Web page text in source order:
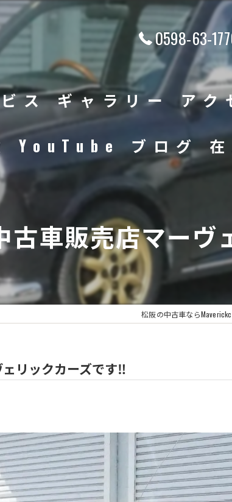
0598-63-
ス ギャラリー アク
YouTube ブログ
古車販売店マーヴ
松阪の中古車なら
リックカーズです‼️